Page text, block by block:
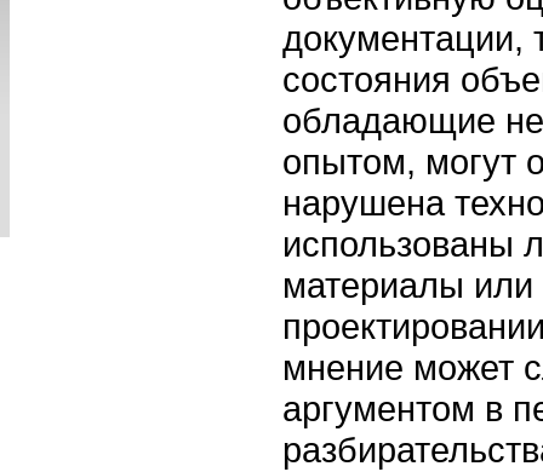
документации,
состояния
обладающие
опытом, могут
нарушена
использованы
материалы
мнение может
аргументом в